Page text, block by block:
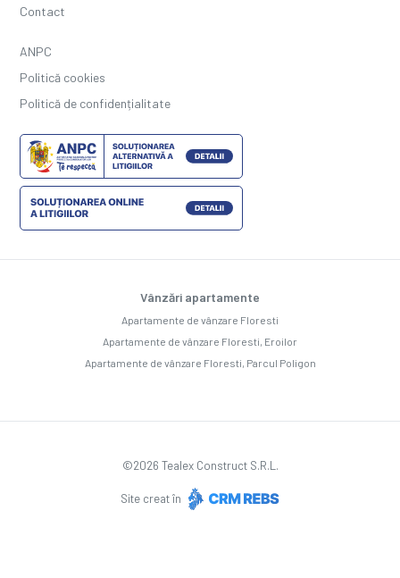
Contact
ANPC
Politică cookies
Politică de confidențialitate
Vânzări apartamente
Apartamente de vânzare Floresti
Apartamente de vânzare Floresti, Eroilor
Apartamente de vânzare Floresti, Parcul Poligon
©2026 Tealex Construct S.R.L.
Site creat în